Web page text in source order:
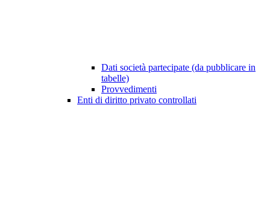
Dati società partecipate (da pubblicare in
tabelle)
Provvedimenti
Enti di diritto privato controllati